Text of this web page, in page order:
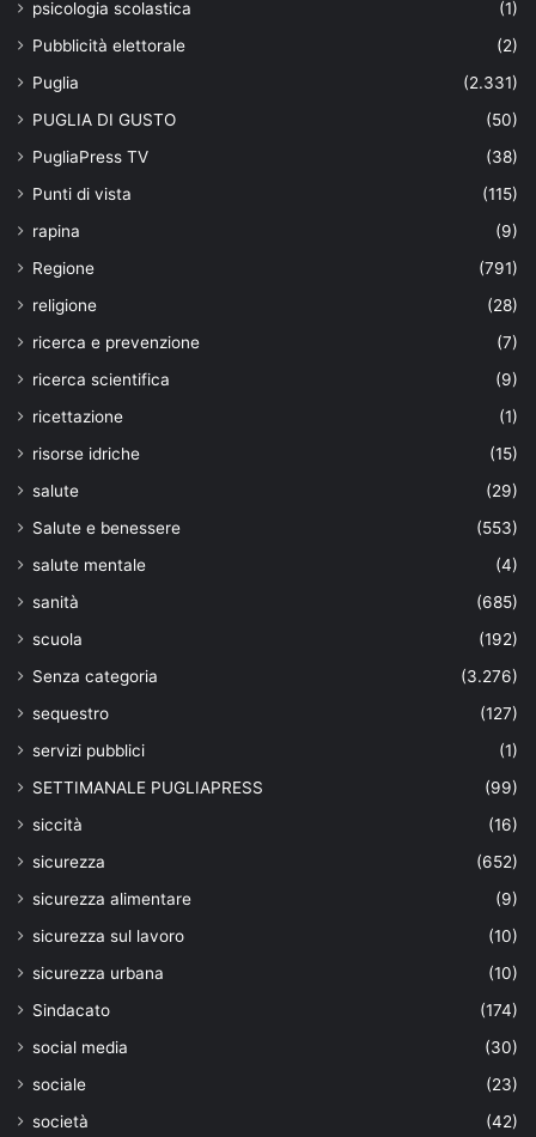
psicologia scolastica
(1)
Pubblicità elettorale
(2)
Puglia
(2.331)
PUGLIA DI GUSTO
(50)
PugliaPress TV
(38)
Punti di vista
(115)
rapina
(9)
Regione
(791)
religione
(28)
ricerca e prevenzione
(7)
ricerca scientifica
(9)
ricettazione
(1)
risorse idriche
(15)
salute
(29)
Salute e benessere
(553)
salute mentale
(4)
sanità
(685)
scuola
(192)
Senza categoria
(3.276)
sequestro
(127)
servizi pubblici
(1)
SETTIMANALE PUGLIAPRESS
(99)
siccità
(16)
sicurezza
(652)
sicurezza alimentare
(9)
sicurezza sul lavoro
(10)
sicurezza urbana
(10)
Sindacato
(174)
social media
(30)
sociale
(23)
società
(42)